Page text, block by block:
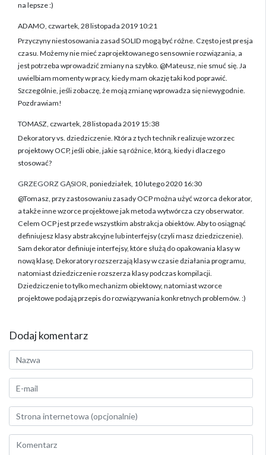
na lepsze :)
ADAMO, czwartek, 28 listopada 2019 10:21
Przyczyny niestosowania zasad SOLID mogą być różne. Często jest presja
czasu. Możemy nie mieć zaprojektowanego sensownie rozwiązania, a
jest potrzeba wprowadzić zmiany na szybko. @Mateusz, nie smuć się. Ja
uwielbiam momenty w pracy, kiedy mam okazję taki kod poprawić.
Szczególnie, jeśli zobaczę, że moją zmianę wprowadza się niewygodnie.
Pozdrawiam!
TOMASZ, czwartek, 28 listopada 2019 15:38
Dekoratory vs. dziedziczenie. Która z tych technik realizuje wzorzec
projektowy OCP, jeśli obie, jakie są różnice, którą, kiedy i dlaczego
stosować?
GRZEGORZ GĄSIOR, poniedziałek, 10 lutego 2020 16:30
@Tomasz, przy zastosowaniu zasady OCP można użyć wzorca dekorator,
a także inne wzorce projektowe jak metoda wytwórcza czy obserwator.
Celem OCP jest przede wszystkim abstrakcja obiektów. Aby to osiągnąć
definiujesz klasy abstrakcyjne lub interfejsy (czyli masz dziedziczenie).
Sam dekorator definiuje interfejsy, które służą do opakowania klasy w
nową klasę. Dekoratory rozszerzają klasy w czasie działania programu,
natomiast dziedziczenie rozszerza klasy podczas kompilacji.
Dziedziczenie to tylko mechanizm obiektowy, natomiast wzorce
projektowe podają przepis do rozwiązywania konkretnych problemów. :)
Dodaj komentarz